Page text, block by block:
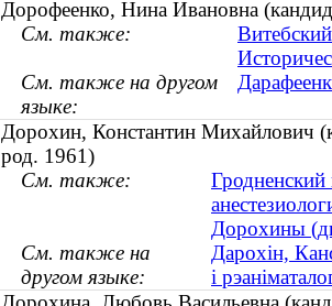
Дорофеенко, Нина Ивановна
См. также:
См. также на другом
языке:
Дорохин, Константин Михайлович
род. 1961)
См. также:
Гродненский
Дорохины
См. также на
другом языке:
Дарохін,
і